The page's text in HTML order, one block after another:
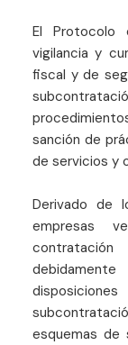
El Protocolo
vigilancia y
fiscal y de
sanción de
de servicios y
Derivado de
empresas
esquemas de